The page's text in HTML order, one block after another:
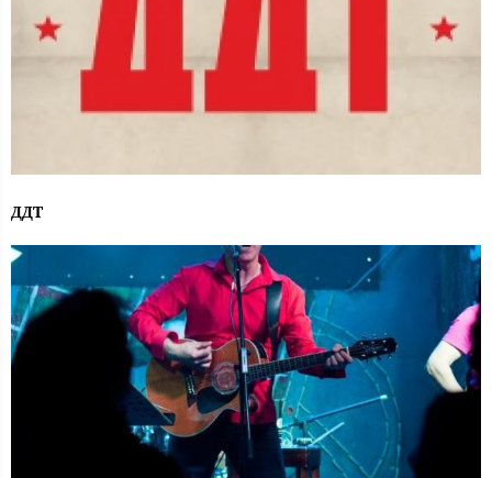
ДДТ